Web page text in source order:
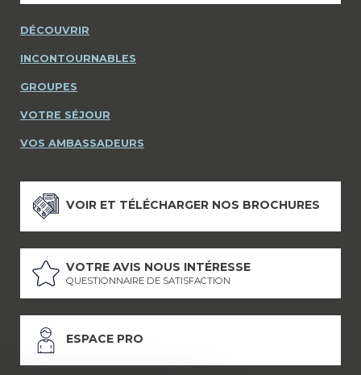
DÉCOUVRIR
INCONTOURNABLES
GROUPES
VOTRE SÉJOUR
VOS AMBASSADEURS
VOIR ET TÉLÉCHARGER NOS BROCHURES
VOTRE AVIS NOUS INTÉRESSE
QUESTIONNAIRE DE SATISFACTION
ESPACE PRO